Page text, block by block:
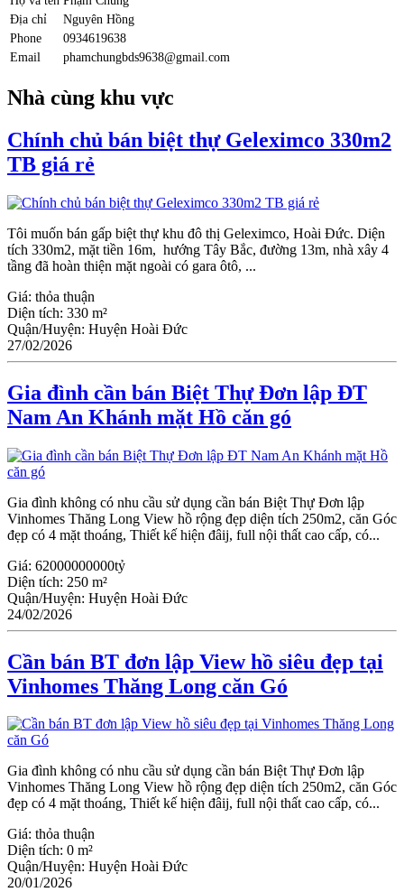
Địa chỉ
Nguyên Hồng
Phone
0934619638
Email
phamchungbds9638@gmail.com
Nhà cùng khu vực
Chính chủ bán biệt thự Geleximco 330m2
TB giá rẻ
Tôi muốn bán gấp biệt thự khu đô thị Geleximco, Hoài Đức. Diện
tích 330m2, mặt tiền 16m, hướng Tây Bắc, đường 13m, nhà xây 4
tầng đã hoàn thiện mặt ngoài có gara ôtô, ...
Giá: thỏa thuận
Diện tích: 330 m²
Quận/Huyện: Huyện Hoài Đức
27/02/2026
Gia đình cần bán Biệt Thự Đơn lập ĐT
Nam An Khánh mặt Hồ căn gó
Gia đình không có nhu cầu sử dụng cần bán Biệt Thự Đơn lập
Vinhomes Thăng Long View hồ rộng đẹp diện tích 250m2, căn Góc
đẹp có 4 mặt thoáng, Thiết kế hiện đâij, full nội thất cao cấp, có...
Giá: 62000000000tỷ
Diện tích: 250 m²
Quận/Huyện: Huyện Hoài Đức
24/02/2026
Cần bán BT đơn lập View hồ siêu đẹp tại
Vinhomes Thăng Long căn Gó
Gia đình không có nhu cầu sử dụng cần bán Biệt Thự Đơn lập
Vinhomes Thăng Long View hồ rộng đẹp diện tích 250m2, căn Góc
đẹp có 4 mặt thoáng, Thiết kế hiện đâij, full nội thất cao cấp, có...
Giá: thỏa thuận
Diện tích: 0 m²
Quận/Huyện: Huyện Hoài Đức
20/01/2026